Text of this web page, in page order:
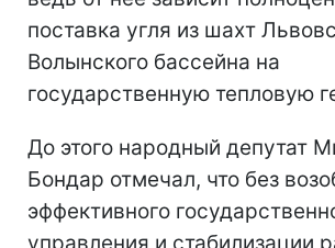
поставка угля из шахт
Волынского бассейна на
государственную тепловую
До этого народный депутат
Бондар отмечал, что без
эффективного
управления и стабилизации